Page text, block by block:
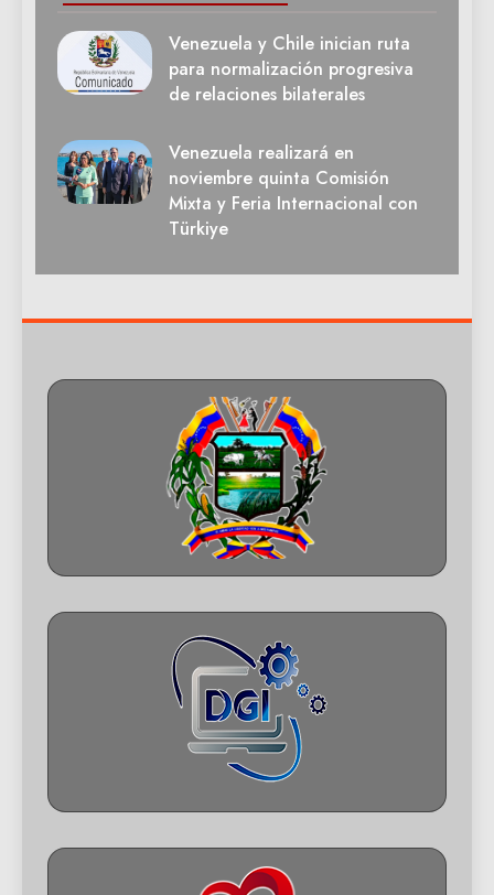
Venezuela y Chile inician ruta
para normalización progresiva
de relaciones bilaterales
Venezuela realizará en
noviembre quinta Comisión
Mixta y Feria Internacional con
Türkiye